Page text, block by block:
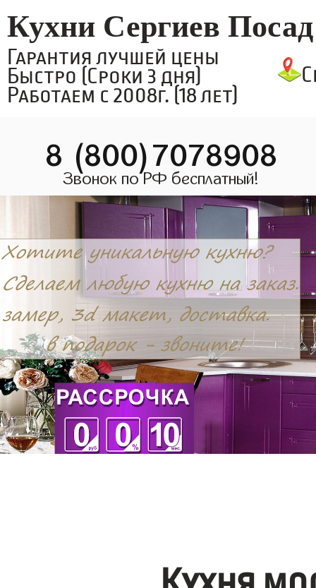
Кухни Сергиев Посад
Гарантия лучшей цены
Быстро (Сроки 3 дня)
Работаем с 2008г. (18 лет)
8 (800)7078908
Звонок по РФ бесплатный!